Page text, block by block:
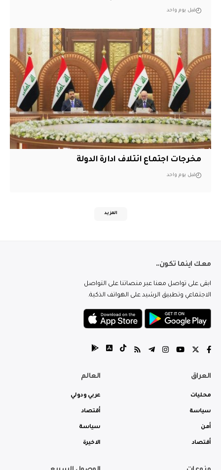
قبل يوم واحد
مخرجات اجتماع ائتلاف ادارة الدولة
قبل يوم واحد
المزيد
معك اينما تكون..
ابقى على تواصل معنا عبر منصاتنا على التواصل
الاجتماعي وتطبيق الرشيد على الهواتف الذكية.
العراق
محليات
سياسة
أمن
أقتصاد
العالم
عربي ودولي
أقتصاد
سياسة
الاخيرة